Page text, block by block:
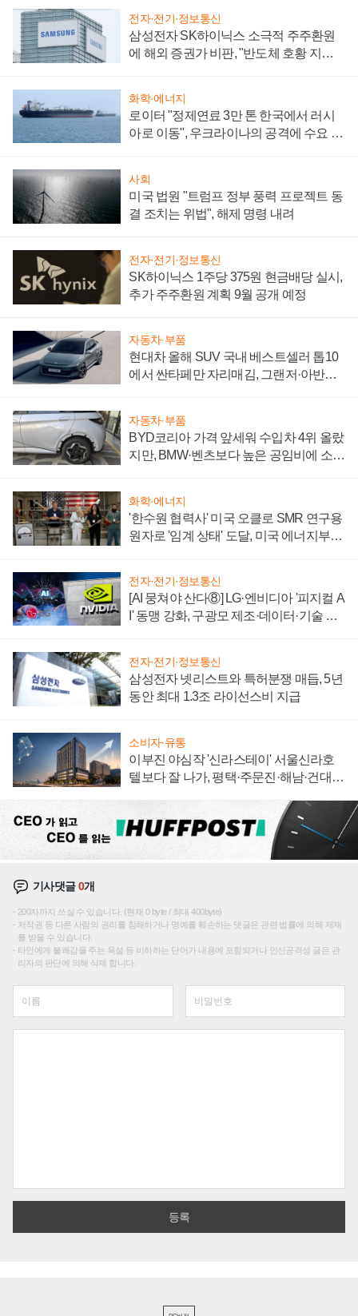
전자·전기·정보통신
삼성전자 SK하이닉스 소극적 주주환원
에 해외 증권가 비판, "반도체 호황 지속
화학·에너지
로이터 "정제연료 3만 톤 한국에서 러시
아로 이동", 우크라이나의 공격에 수요 늘
사회
미국 법원 "트럼프 정부 풍력 프로젝트 동
결 조치는 위법", 해제 명령 내려
전자·전기·정보통신
SK하이닉스 1주당 375원 현금배당 실시,
추가 주주환원 계획 9월 공개 예정
자동차·부품
현대차 올해 SUV 국내 베스트셀러 톱10
에서 싼타페만 자리매김, 그랜저·아반떼
자동차·부품
BYD코리아 가격 앞세워 수입차 4위 올랐
지만, BMW·벤츠보다 높은 공임비에 소비
화학·에너지
'한수원 협력사' 미국 오클로 SMR 연구용
원자로 '임계 상태' 도달, 미국 에너지부
전자·전기·정보통신
[AI 뭉쳐야 산다⑧] LG·엔비디아 '피지컬 A
I' 동맹 강화, 구광모 제조·데이터·기술 결
전자·전기·정보통신
삼성전자 넷리스트와 특허분쟁 매듭, 5년
동안 최대 1.3조 라이선스비 지급
소비자·유통
이부진 야심작 '신라스테이' 서울신라호
텔보다 잘 나가, 평택·주문진·해남·건대로
기사댓글0개
200자까지 쓰실 수 있습니다. (현재 0 byte / 최대 400byte)
저작권 등 다른 사람의 권리를 침해하거나 명예를 훼손하는 댓글은 관련 법률에 의해 제재
를 받을 수 있습니다.
타인에게 불쾌감을 주는 욕설 등 비하하는 단어가 내용에 포함되거나 인신공격성 글은 관
리자의 판단에 의해 삭제 합니다.